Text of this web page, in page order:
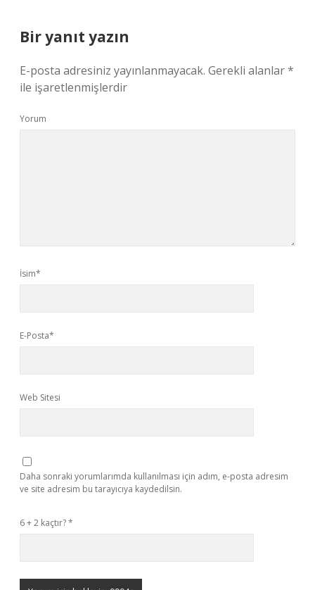
Bir yanıt yazın
E-posta adresiniz yayınlanmayacak. Gerekli alanlar*
ile işaretlenmişlerdir
Yorum
İsim*
E-Posta*
Web Sitesi
Daha sonraki yorumlarımda kullanılması için adım, e-posta adresim
ve site adresim bu tarayıcıya kaydedilsin.
6 + 2 kaçtır?*